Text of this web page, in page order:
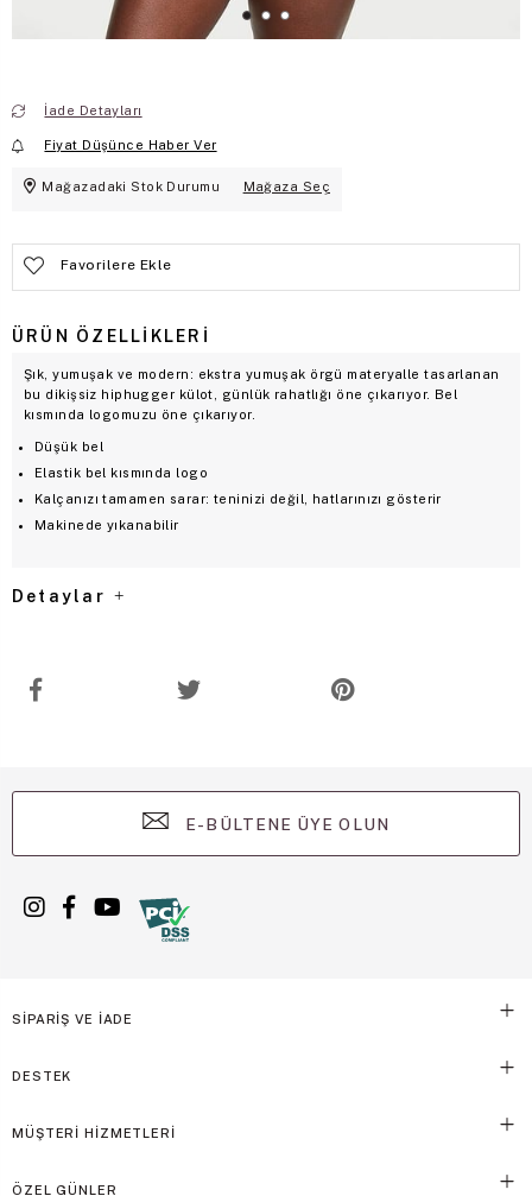
İade Detayları
Fiyat Düşünce Haber Ver
Mağazadaki Stok Durumu Mağaza Seç
Favorilere Ekle
ÜRÜN ÖZELLIKLERI
Şık, yumuşak ve modern: ekstra yumuşak örgü materyalle tasarlanan
bu dikişsiz hiphugger külot, günlük rahatlığı öne çıkarıyor. Bel
kısmında logomuzu öne çıkarıyor.
Düşük bel
Elastik bel kısmında logo
Kalçanızı tamamen sarar: teninizi değil, hatlarınızı gösterir
Makinede yıkanabilir
Detaylar
E-BÜLTENE ÜYE OLUN
SİPARİŞ VE İADE
DESTEK
MÜŞTERİ HİZMETLERİ
ÖZEL GÜNLER